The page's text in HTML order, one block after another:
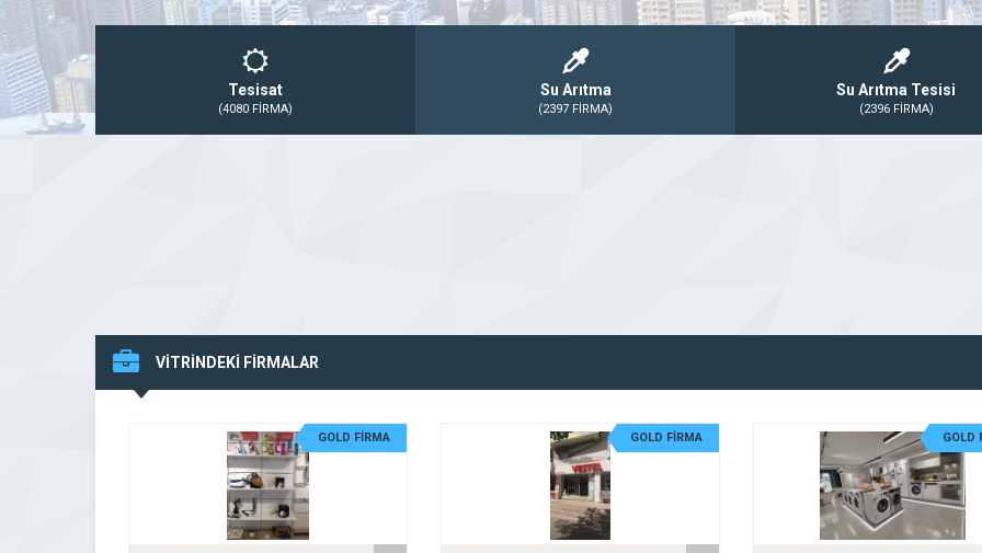
Tesisat
(4080 FİRMA)
Su Arıtma
(2397 FİRMA)
Su Arıtma Tesisi
(2396 FİRMA)
VİTRİNDEKİ FİRMALAR
GOLD FİRMA GOLD FİRMA GOLD